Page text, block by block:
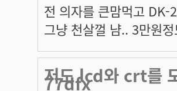
전 의자를 큰맘먹고
그냥 천살껄 냠.. 3만원
저도 lcd와 crt를
77dfx